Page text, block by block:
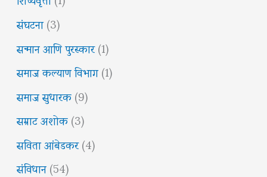
संघटना(3)
सन्मान आणि पुरस्कार(1)
समाज कल्याण विभाग(1)
समाज सुधारक(9)
सम्राट अशोक(3)
सविता आंबेडकर(4)
संविधान(54)